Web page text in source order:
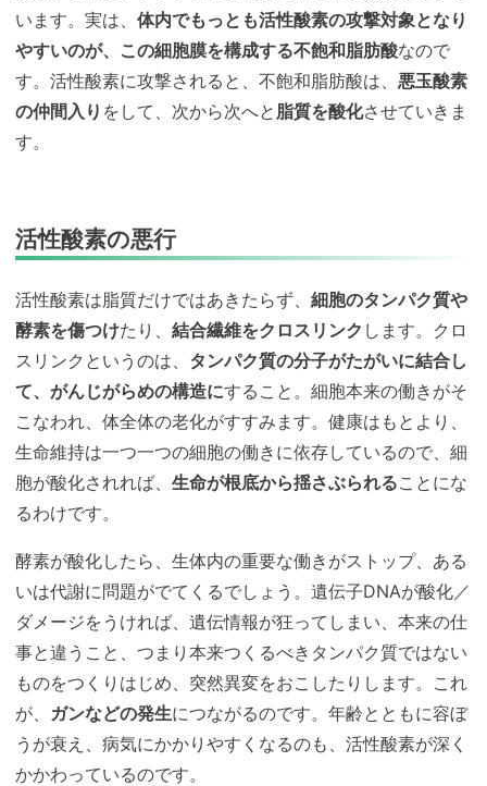
います。実は、 体内でもっとも活性酸素の攻撃対象となり
やすいのが、この細胞膜を構成する不飽和脂肪酸なので
す。活性酸素に攻撃されると、不飽和脂肪酸は、 悪玉酸素
の仲間入り をして、次から次へと 脂質を酸化させていきま
す。
活性酸素の悪行
活性酸素は脂質だけではあきたらず、 細胞のタンパク質や
酵素を傷つけたり、 結合繊維をクロスリンク します。クロ
スリンクというのは、 タンパク質の分子がたがいに結合し
て、がんじがらめの構造にすること。細胞本来の働きがそ
こなわれ、体全体の老化がすすみます。健康はもとより、
生命維持は一つ一つの細胞の働きに依存しているので、細
胞が酸化されれば、 生命が根底から揺さぶられることにな
るわけです。
酵素が酸化したら、生体内の重要な働きがストップ、ある
いは代謝に問題がでてくるでしょう。遺伝子DNAが酸化／
ダメージをうければ、遺伝情報が狂ってしまい、本来の仕
事と違うこと、つまり本来つくるべきタンパク質ではない
ものをつくりはじめ、突然異変をおこしたりします。これ
が、 ガンなどの発生につながるのです。年齢とともに容ぼ
うが衰え、病気にかかりやすくなるのも、活性酸素が深く
かかわっているのです。